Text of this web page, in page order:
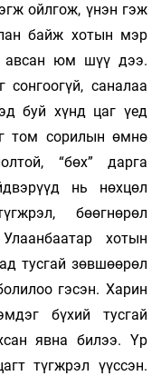
ойлгож, үнэн гэж
байж хотын мэр
авсан юм шүү дээ.
саналаа
буй хүнд цаг үед
том сорилын өмнө
“бөх” дарга
нь нөхцөл
бөөгнөрөл
хотын
тусгай зөвшөөрөл
гэсэн. Харин
бүхий тусгай
явна билээ. Үр
түгжрэл үүссэн.